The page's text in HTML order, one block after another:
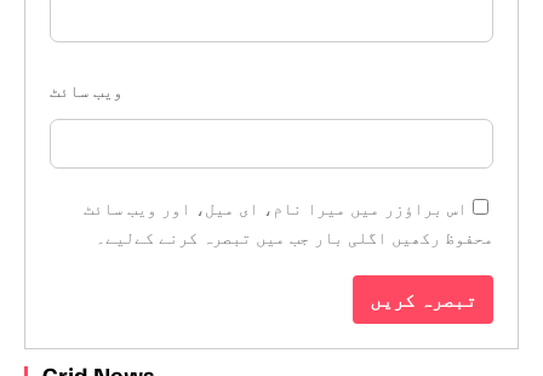
ویب‌ سائٹ
اس براؤزر میں میرا نام، ای میل، اور ویب سائٹ
محفوظ رکھیں اگلی بار جب میں تبصرہ کرنے کےلیے۔